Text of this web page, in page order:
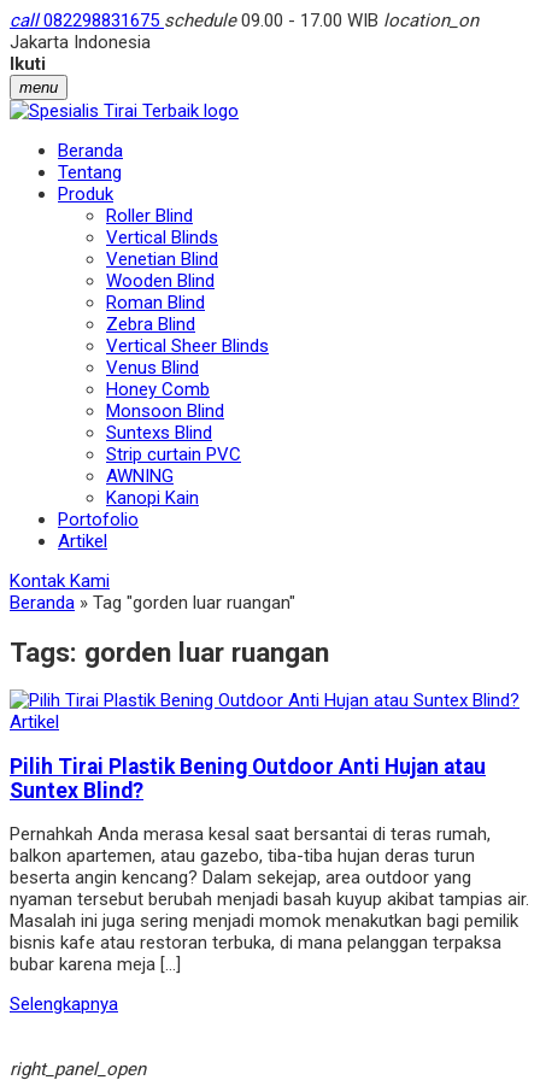
call082298831675 schedule09.00 - 17.00 WIB location_on
Jakarta Indonesia
Ikuti
menu
Beranda
Tentang
Produk
Roller Blind
Vertical Blinds
Venetian Blind
Wooden Blind
Roman Blind
Zebra Blind
Vertical Sheer Blinds
Venus Blind
Honey Comb
Monsoon Blind
Suntexs Blind
Strip curtain PVC
AWNING
Kanopi Kain
Portofolio
Artikel
Kontak Kami
Beranda » Tag "gorden luar ruangan"
Tags: gorden luar ruangan
Artikel
Pilih Tirai Plastik Bening Outdoor Anti Hujan atau
Suntex Blind?
Pernahkah Anda merasa kesal saat bersantai di teras rumah,
balkon apartemen, atau gazebo, tiba-tiba hujan deras turun
beserta angin kencang? Dalam sekejap, area outdoor yang
nyaman tersebut berubah menjadi basah kuyup akibat tampias air.
Masalah ini juga sering menjadi momok menakutkan bagi pemilik
bisnis kafe atau restoran terbuka, di mana pelanggan terpaksa
bubar karena meja […]
Selengkapnya
right_panel_open